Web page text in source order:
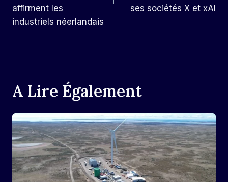
affirment les
industriels néerlandais
ses sociétés X et xAI
A Lire Également